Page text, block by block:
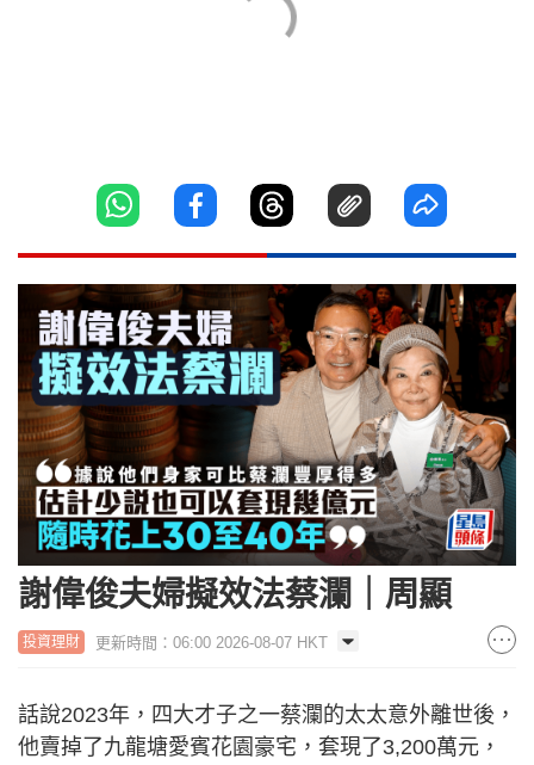
謝偉俊夫婦擬效法蔡瀾｜周顯
投資理財 更新時間：06:00 2026-08-07 HKT
話說2023年，四大才子之一蔡瀾的太太意外離世後，
他賣掉了九龍塘愛賓花園豪宅，套現了3,200萬元，